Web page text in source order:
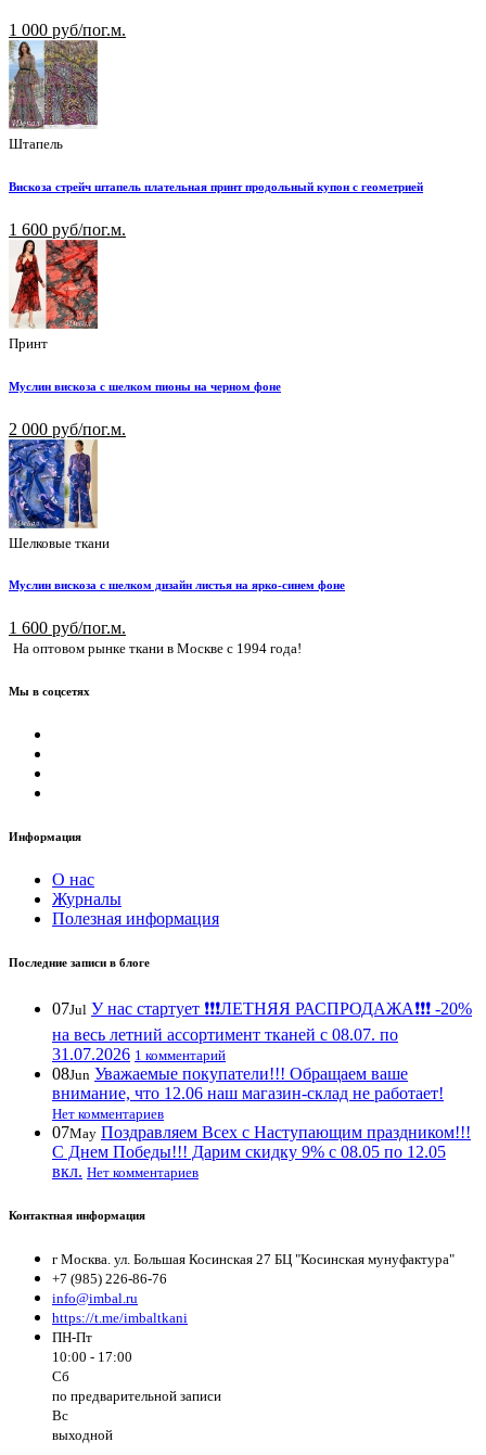
1 000 руб/пог.м.
Штапель
Вискоза стрейч штапель плательная принт продольный купон с геометрией
1 600 руб/пог.м.
Принт
Муслин вискоза с шелком пионы на черном фоне
2 000 руб/пог.м.
Шелковые ткани
Муслин вискоза с шелком дизайн листья на ярко-синем фоне
1 600 руб/пог.м.
На оптовом рынке ткани в Москве с 1994 года!
Мы в соцсетях
Информация
О нас
Журналы
Полезная информация
Последние записи в блоге
07Jul У нас стартует ❗️❗️❗️ЛЕТНЯЯ РАСПРОДАЖА❗️❗️❗️ -20%
на весь летний ассортимент тканей с 08.07. по
31.07.2026 1 комментарий
08Jun Уважаемые покупатели!!! Обращаем ваше
внимание, что 12.06 наш магазин-склад не работает!
Нет комментариев
07May Поздравляем Всех с Наступающим праздником!!!
С Днем Победы!!! Дарим скидку 9% с 08.05 по 12.05
вкл. Нет комментариев
Контактная информация
г Москва. ул. Большая Косинская 27 БЦ "Косинская мунуфактура"
+7 (985) 226-86-76
info@imbal.ru
https://t.me/imbaltkani
ПН-Пт
10:00 - 17:00
Сб
по предварительной записи
Вс
выходной